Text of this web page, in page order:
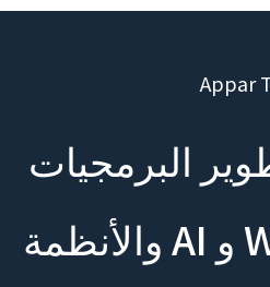
البرمجيات
｜App و Web و AI والأنظمة